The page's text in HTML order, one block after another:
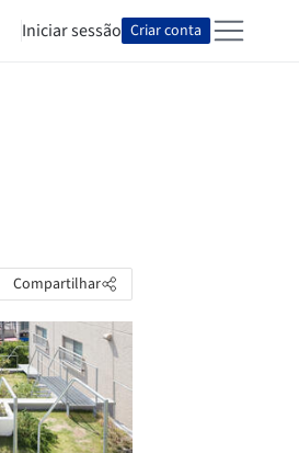
Iniciar sessão Criar conta
Compartilhar